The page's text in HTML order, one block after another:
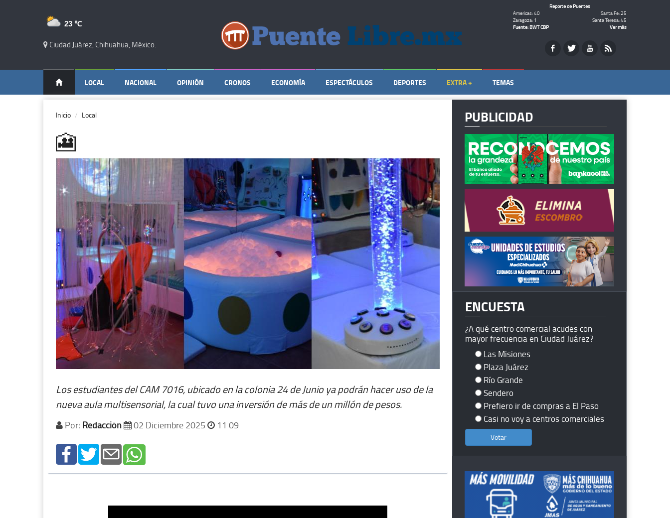
23 ℃
Ciudad Juárez, Chihuahua, México.
Reporte de Puentes
Americas: 40
Santa Fe: 25
Zaragoza: 1
Santa Teresa: 45
Fuente: BWT CBP
Ver más
LOCAL NACIONAL OPINIÓN CRONOS ECONOMÍA ESPECTÁCULOS DEPORTES EXTRA + TEMAS
Inicio Local
🎦
Los estudiantes del CAM 7016, ubicado en la colonia 24 de Junio ya podrán hacer uso de la
nueva aula multisensorial, la cual tuvo una inversión de más de un millón de pesos.
Por: Redacción 02 Diciembre 2025 11 09
PUBLICIDAD
ENCUESTA
¿A qué centro comercial acudes con
mayor frecuencia en Ciudad Juárez?
Las Misiones
Plaza Juárez
Río Grande
Sendero
Prefiero ir de compras a El Paso
Casi no voy a centros comerciales